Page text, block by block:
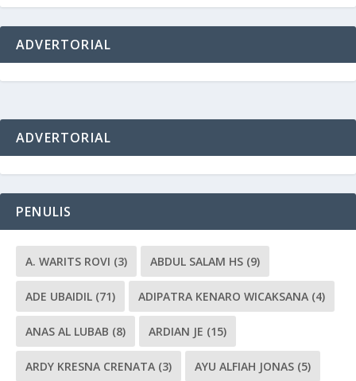
ADVERTORIAL
ADVERTORIAL
PENULIS
A. WARITS ROVI (3) ABDUL SALAM HS (9)
ADE UBAIDIL (71) ADIPATRA KENARO WICAKSANA (4)
ANAS AL LUBAB (8) ARDIAN JE (15)
ARDY KRESNA CRENATA (3) AYU ALFIAH JONAS (5)